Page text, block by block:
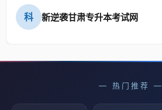
科 新逆袭甘肃专升本考试网
— 热门推荐 —